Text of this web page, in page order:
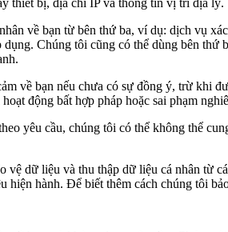
về bạn từ bên thứ ba, ví dụ: dịch vụ
dụng. Chúng tôi cũng có thể dùng bên
về bạn nếu chưa có sự đồng ý, trừ khi
động bất hợp pháp hoặc sai phạm
yêu cầu, chúng tôi có thể không thể
vệ dữ liệu và thu thập dữ liệu cá nhân từ
hiện hành. Để biết thêm cách chúng tôi